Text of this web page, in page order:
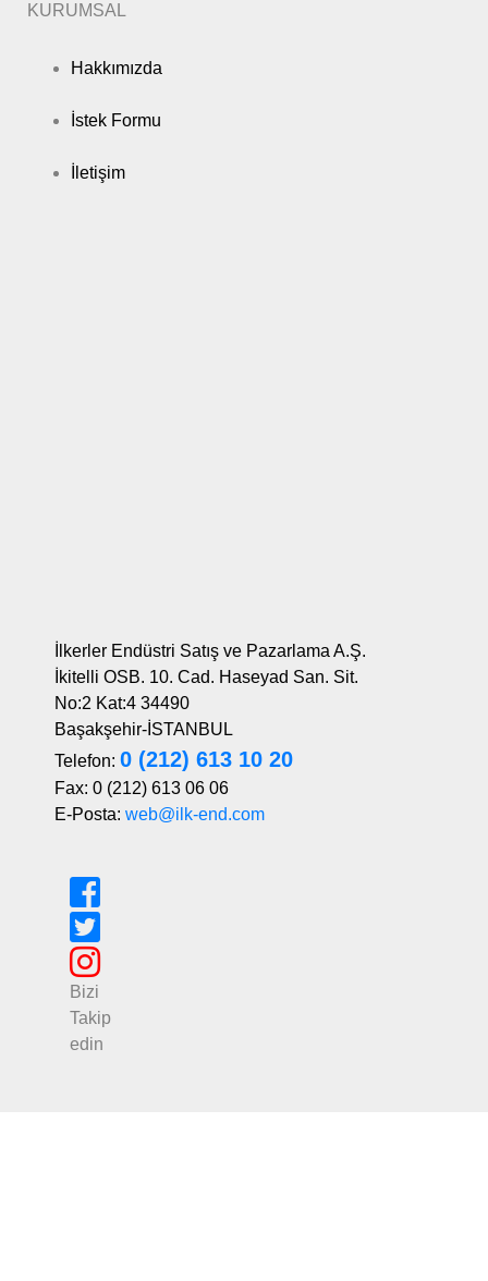
KURUMSAL
Hakkımızda
İstek Formu
İletişim
İlkerler Endüstri Satış ve Pazarlama A.Ş.
İkitelli OSB. 10. Cad. Haseyad San. Sit.
No:2 Kat:4 34490
Başakşehir-İSTANBUL
Telefon: 0 (212) 613 10 20
Fax: 0 (212) 613 06 06
E-Posta: web@ilk-end.com
Bizi
Takip
edin